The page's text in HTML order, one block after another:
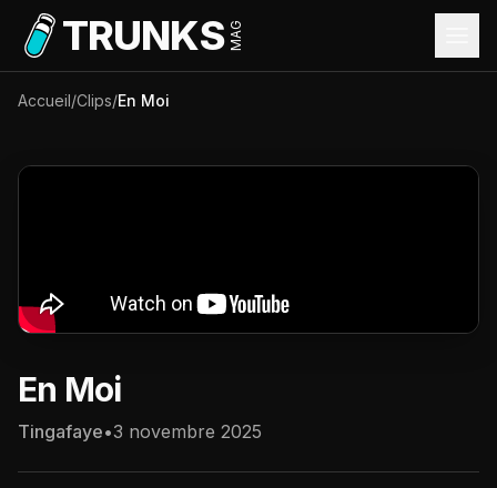
Aller au contenu principal
TRUNKSMAG
Accueil/Clips/En Moi
En Moi
Tingafaye•3 novembre 2025